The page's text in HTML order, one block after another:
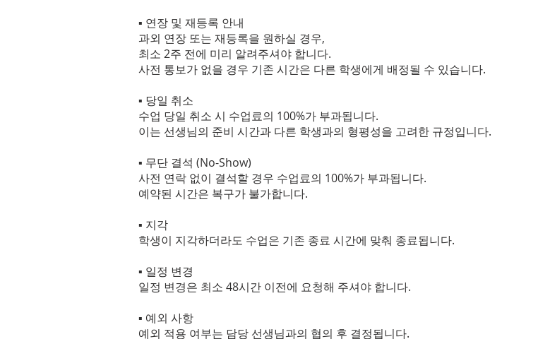
▪ 연장 및 재등록 안내
과외 연장 또는 재등록을 원하실 경우,
최소 2주 전에 미리 알려주셔야 합니다.
사전 통보가 없을 경우 기존 시간은 다른 학생에게 배정될 수 있습니다.
▪ 당일 취소
수업 당일 취소 시 수업료의 100%가 부과됩니다.
이는 선생님의 준비 시간과 다른 학생과의 형평성을 고려한 규정입니다.
▪ 무단 결석 (No-Show)
사전 연락 없이 결석할 경우 수업료의 100%가 부과됩니다.
예약된 시간은 복구가 불가합니다.
▪ 지각
학생이 지각하더라도 수업은 기존 종료 시간에 맞춰 종료됩니다.
▪ 일정 변경
일정 변경은 최소 48시간 이전에 요청해 주셔야 합니다.
▪ 예외 사항
예외 적용 여부는 담당 선생님과의 협의 후 결정됩니다.